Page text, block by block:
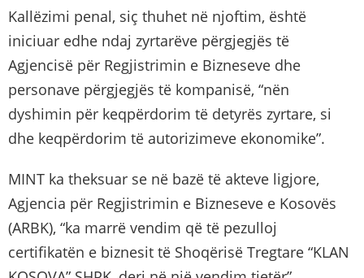
Kallëzimi penal, siç thuhet në njoftim, është
iniciuar edhe ndaj zyrtarëve përgjegjës të
Agjencisë për Regjistrimin e Bizneseve dhe
personave përgjegjës të kompanisë, “nën
dyshimin për keqpërdorim të detyrës zyrtare, si
dhe keqpërdorim të autorizimeve ekonomike”.
MINT ka theksuar se në bazë të akteve ligjore,
Agjencia për Regjistrimin e Bizneseve e Kosovës
(ARBK), “ka marrë vendim që të pezulloj
certifikatën e biznesit të Shoqërisë Tregtare “KLAN